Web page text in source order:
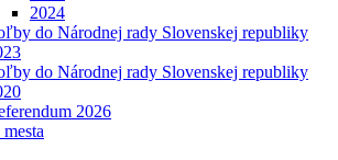
2024
do Národnej rady Slovenskej republiky
do Národnej rady Slovenskej republiky
2026